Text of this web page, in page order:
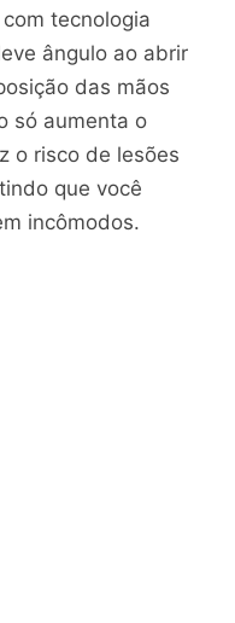
tecnologia
ângulo ao abrir
das mãos
só aumenta o
o risco de lesões
que você
incômodos.